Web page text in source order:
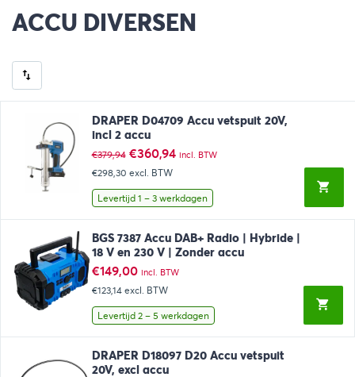
ACCU DIVERSEN
DRAPER D04709 Accu vetspuit 20V,
incl 2 accu
€379,94 Oorspronkelijke
prijs
was:
€379,94.
€360,94Huidige
€360,94.
incl. BTW
€298,30 excl. BTW
Levertijd 1 – 3 werkdagen
BGS 7387 Accu DAB+ Radio | Hybride |
18 V en 230 V | Zonder accu
€149,00 incl. BTW
€123,14 excl. BTW
Levertijd 2 – 5 werkdagen
DRAPER D18097 D20 Accu vetspuit
20V, excl accu